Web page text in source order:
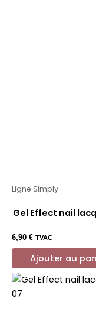
Ligne Simply
Gel Effect nail
6,90 € TVAC
Ajouter au